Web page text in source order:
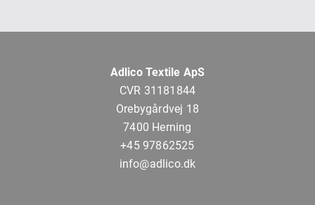
Adlico Textile ApS
CVR 31181844
Orebygårdvej 18
7400 Herning
+45 97862525
info@adlico.dk